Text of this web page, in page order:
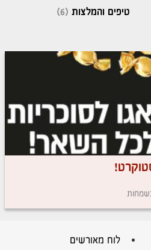
טיפים והמלצות (6)
לוח מאורשים